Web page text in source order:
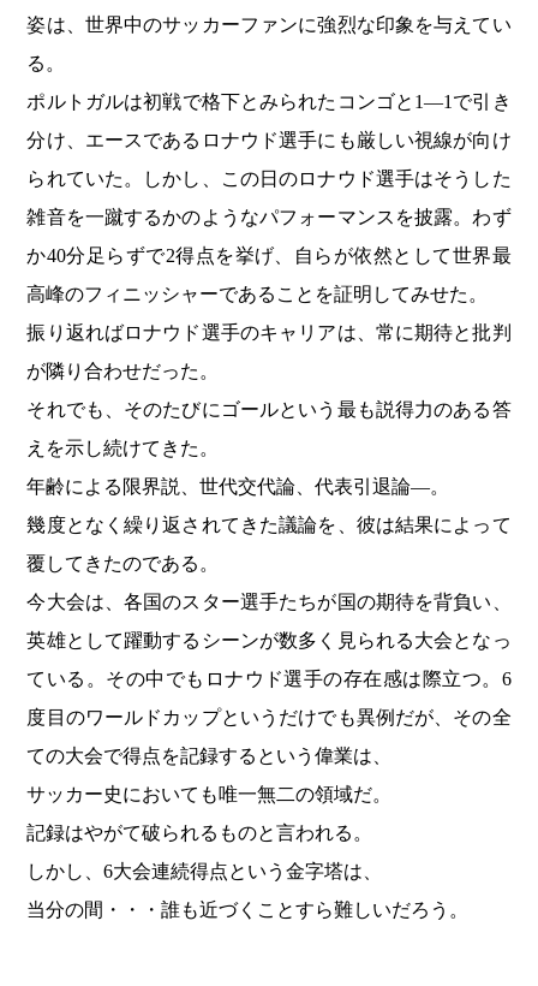
姿は、世界中のサッカーファンに強烈な印象を与えてい
る。
ポルトガルは初戦で格下とみられたコンゴと1―1で引き
分け、エースであるロナウド選手にも厳しい視線が向け
られていた。しかし、この日のロナウド選手はそうした
雑音を一蹴するかのようなパフォーマンスを披露。わず
か40分足らずで2得点を挙げ、自らが依然として世界最
高峰のフィニッシャーであることを証明してみせた。
振り返ればロナウド選手のキャリアは、常に期待と批判
が隣り合わせだった。
それでも、そのたびにゴールという最も説得力のある答
えを示し続けてきた。
年齢による限界説、世代交代論、代表引退論―。
幾度となく繰り返されてきた議論を、彼は結果によって
覆してきたのである。
今大会は、各国のスター選手たちが国の期待を背負い、
英雄として躍動するシーンが数多く見られる大会となっ
ている。その中でもロナウド選手の存在感は際立つ。6
度目のワールドカップというだけでも異例だが、その全
ての大会で得点を記録するという偉業は、
サッカー史においても唯一無二の領域だ。
記録はやがて破られるものと言われる。
しかし、6大会連続得点という金字塔は、
当分の間・・・誰も近づくことすら難しいだろう。